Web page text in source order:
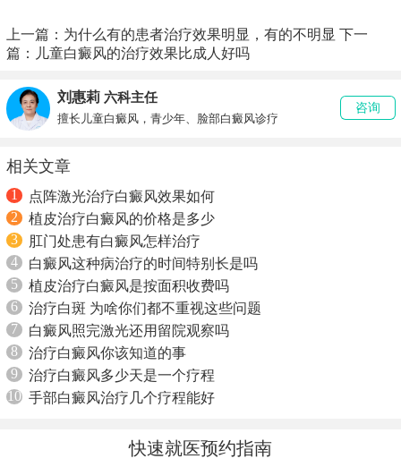
上一篇： 为什么有的患者治疗效果明显，有的不明显 下一
篇：
儿童白癜风的治疗效果比成人好吗
刘惠莉 六科主任
擅长儿童白癜风，青少年、脸部白癜风诊疗
咨询
相关文章
1
点阵激光治疗白癜风效果如何
2
植皮治疗白癜风的价格是多少
3
肛门处患有白癜风怎样治疗
4
白癜风这种病治疗的时间特别长是吗
5
植皮治疗白癜风是按面积收费吗
6
治疗白斑 为啥你们都不重视这些问题
7
白癜风照完激光还用留院观察吗
8
治疗白癜风你该知道的事
9
治疗白癜风多少天是一个疗程
10 手部白癜风治疗几个疗程能好
快速就医预约指南